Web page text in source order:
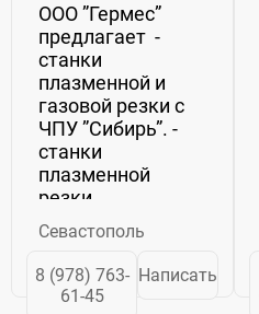
ООО ”Гермес”
предлагает -
станки
плазменной и
газовой резки с
ЧПУ ”Сибирь”. -
станки
плазменной
резки
российского
производства
MAXIMA для
изготовления
Севастополь
8 (978) 763-
61-45
Написать